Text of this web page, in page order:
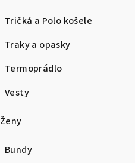
Tričká a Polo košele
Traky a opasky
Termoprádlo
Vesty
Ženy
Bundy